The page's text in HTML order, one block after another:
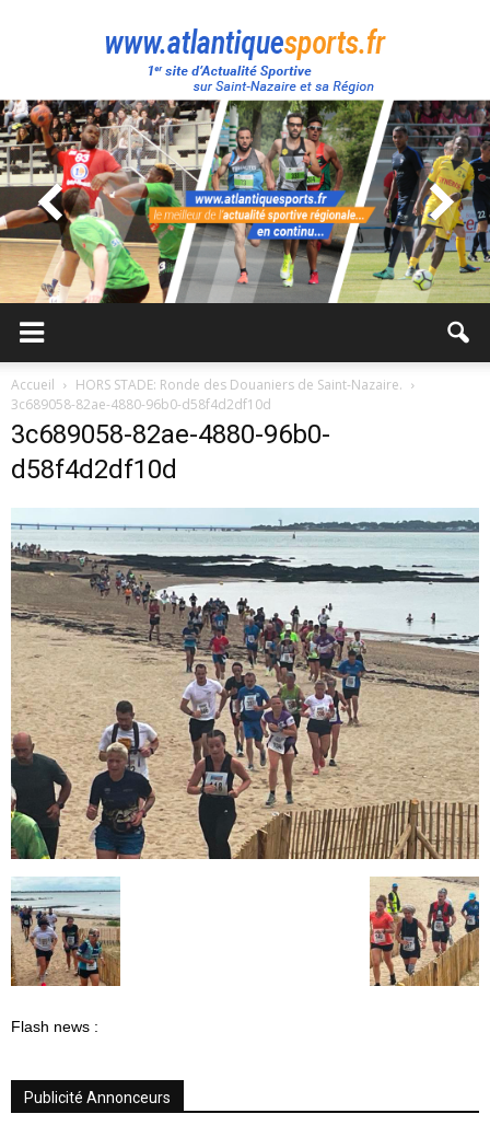
Atlantique
Sport
Accueil
HORS STADE: Ronde des Douaniers de Saint-Nazaire.
3c689058-82ae-4880-96b0-d58f4d2df10d
3c689058-82ae-4880-96b0-
d58f4d2df10d
Flash news :
Publicité Annonceurs